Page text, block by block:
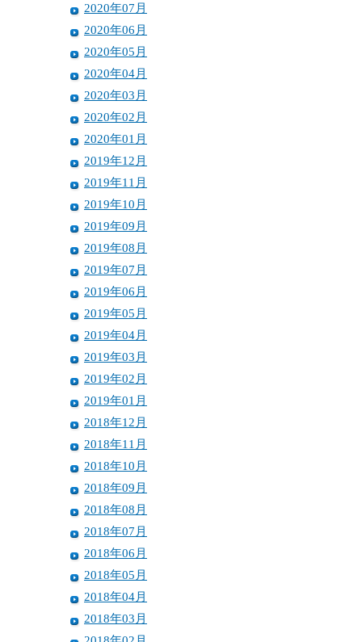
2020年07月
2020年06月
2020年05月
2020年04月
2020年03月
2020年02月
2020年01月
2019年12月
2019年11月
2019年10月
2019年09月
2019年08月
2019年07月
2019年06月
2019年05月
2019年04月
2019年03月
2019年02月
2019年01月
2018年12月
2018年11月
2018年10月
2018年09月
2018年08月
2018年07月
2018年06月
2018年05月
2018年04月
2018年03月